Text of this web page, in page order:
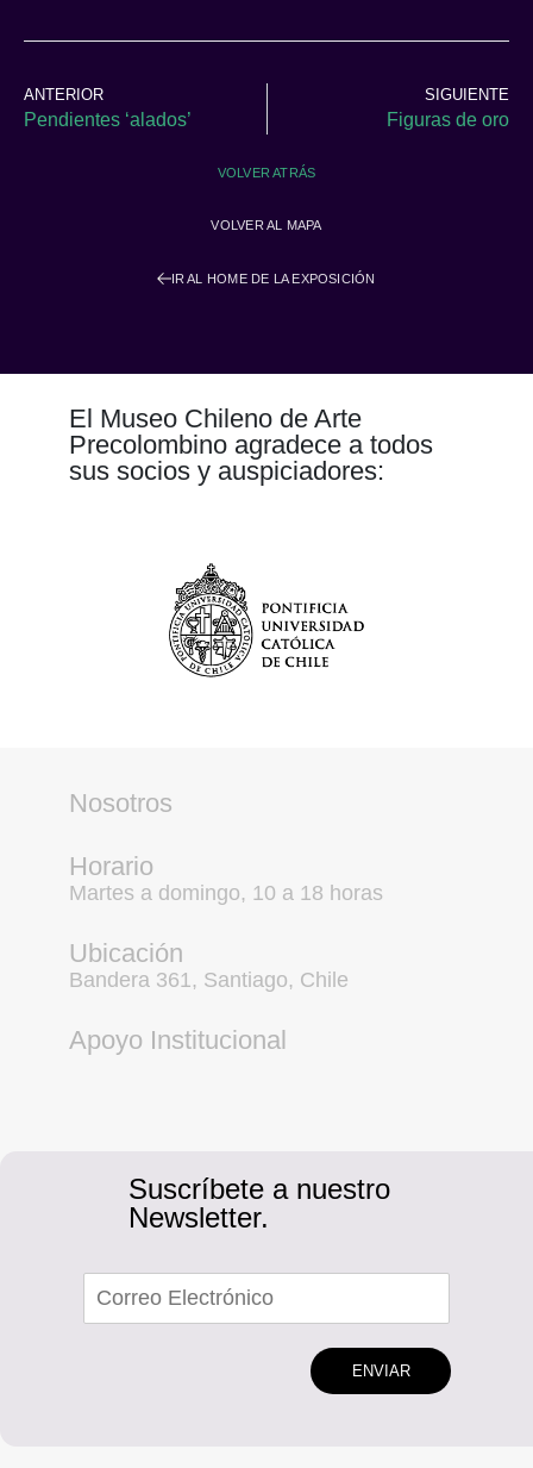
ANTERIOR
Pendientes ‘alados’
SIGUIENTE
Figuras de oro
VOLVER ATRÁS
VOLVER AL MAPA
IR AL HOME DE LA EXPOSICIÓN
El Museo Chileno de Arte
Precolombino agradece a todos
sus socios y auspiciadores:
Nosotros
Horario
Martes a domingo, 10 a 18 horas
Ubicación
Bandera 361, Santiago, Chile
Apoyo Institucional
Suscríbete a nuestro
Newsletter.
ENVIAR